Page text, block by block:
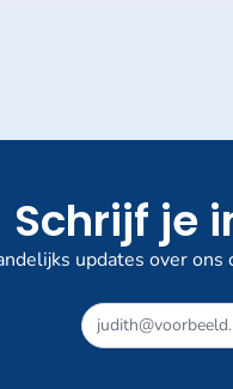
Schrijf je
updates over
Dit
veld